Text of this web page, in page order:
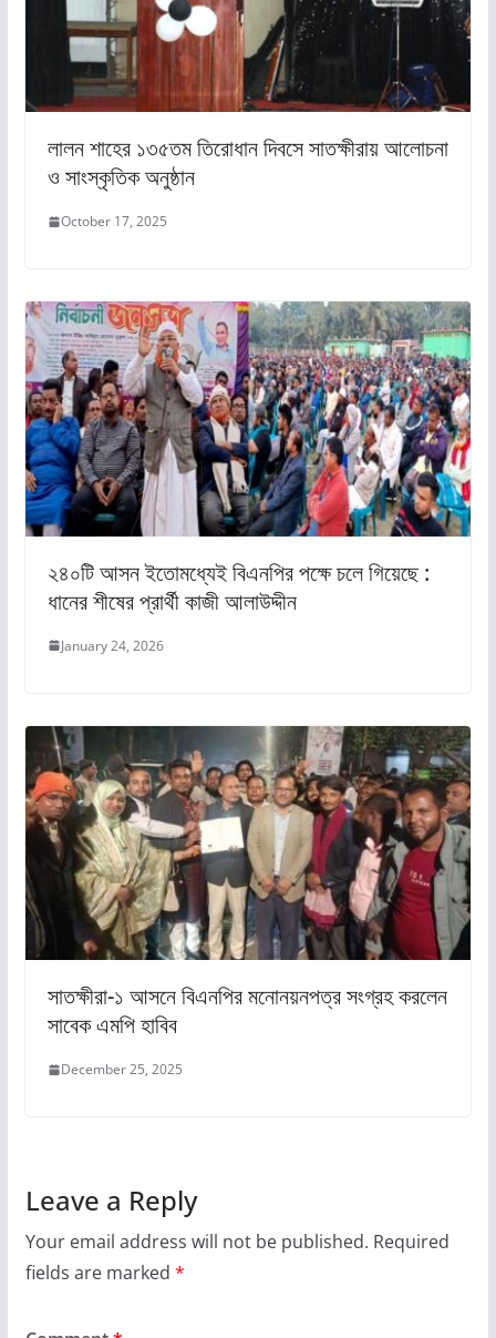
লালন শাহের ১৩৫তম তিরোধান দিবসে সাতক্ষীরায় আলোচনা
ও সাংস্কৃতিক অনুষ্ঠান
October 17, 2025
২৪০টি আসন ইতোমধ্যেই বিএনপির পক্ষে চলে গিয়েছে :
ধানের শীষের প্রার্থী কাজী আলাউদ্দীন
January 24, 2026
সাতক্ষীরা-১ আসনে বিএনপির মনোনয়নপত্র সংগ্রহ করলেন
সাবেক এমপি হাবিব
December 25, 2025
Leave a Reply
Your email address will not be published. Required
fields are marked *